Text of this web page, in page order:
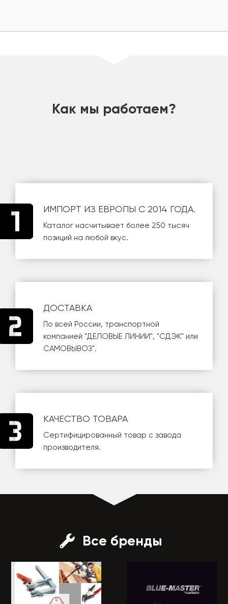
Как мы работаем?
ИМПОРТ ИЗ ЕВРОПЫ С 2014 ГОДА.
Каталог насчитывает более 250 тысяч
позиций на любой вкус.
ДОСТАВКА
По всей России, транспортной
компанией "ДЕЛОВЫЕ ЛИНИИ", "СДЭК" или
САМОВЫВОЗ".
КАЧЕСТВО ТОВАРА
Сертифицированный товар с завода
производителя.
Все бренды